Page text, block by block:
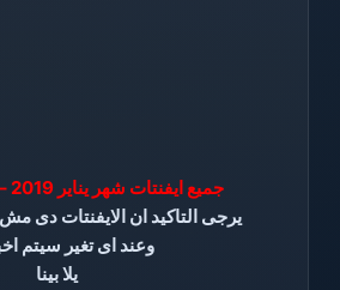
جميع ايفنتات شهر يناير 2019 – كونكر اون لاين
يرجى التاكيد ان الايفنتات دى مش
وعند اى تغير سيتم
يلا بينا